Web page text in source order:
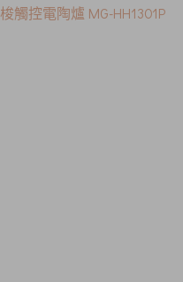
梭觸控電陶爐 MG-HH1301P